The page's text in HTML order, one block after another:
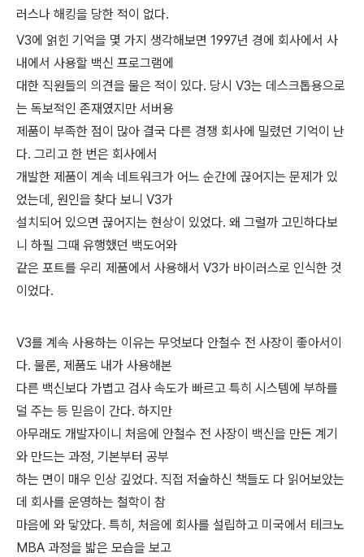
러스나 해킹을 당한 적이 없다.
V3에 얽힌 기억을 몇 가지 생각해보면 1997년 경에 회사에서 사
내에서 사용할 백신 프로그램에
대한 직원들의 의견을 물은 적이 있다. 당시 V3는 데스크톱용으로
는 독보적인 존재였지만 서버용
제품이 부족한 점이 많아 결국 다른 경쟁 회사에 밀렸던 기억이 난
다. 그리고 한 번은 회사에서
개발한 제품이 계속 네트워크가 어느 순간에 끊어지는 문제가 있
었는데, 원인을 찾다 보니 V3가
설치되어 있으면 끊어지는 현상이 있었다. 왜 그럴까 고민하다보
니 하필 그때 유행했던 백도어와
같은 포트를 우리 제품에서 사용해서 V3가 바이러스로 인식한 것
이었다.
V3를 계속 사용하는 이유는 무엇보다 안철수 전 사장이 좋아서이
다. 물론, 제품도 내가 사용해본
다른 백신보다 가볍고 검사 속도가 빠르고 특히 시스템에 부하를
덜 주는 등 믿음이 간다. 하지만
아무래도 개발자이니 처음에 안철수 전 사장이 백신을 만든 계기
와 만드는 과정, 기본부터 공부
하는 면이 매우 인상 깊었다. 직접 저술하신 책들도 다 읽어보았는
데 회사를 운영하는 철학이 참
마음에 와 닿았다. 특히, 처음에 회사를 설립하고 미국에서 테크노
MBA 과정을 밟은 모습을 보고